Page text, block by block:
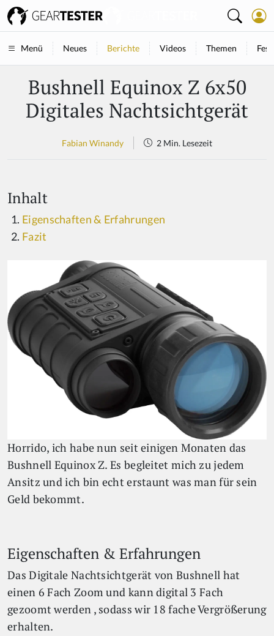
Menü Neues Berichte Videos Themen
Bushnell Equinox Z 6x50
Digitales Nachtsichtgerät
Fabian Winandy 2 Min. Lesezeit
Inhalt
Eigenschaften & Erfahrungen
Fazit
Horrido, ich habe nun seit einigen Monaten das
Bushnell Equinox Z. Es begleitet mich zu jedem
Ansitz und ich bin echt erstaunt was man für sein
Geld bekommt.
Eigenschaften & Erfahrungen
Das Digitale Nachtsichtgerät von Bushnell hat
einen 6 Fach Zoom und kann digital 3 Fach
gezoomt werden , sodass wir 18 fache Vergrößerung
erhalten.